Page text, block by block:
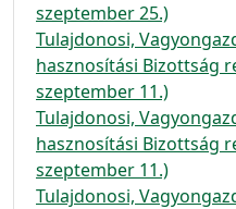
szeptember 25.)
Tulajdonosi,
hasznosítási Bizottság
szeptember 11.)
Tulajdonosi,
hasznosítási Bizottság
szeptember 11.)
Tulajdonosi,